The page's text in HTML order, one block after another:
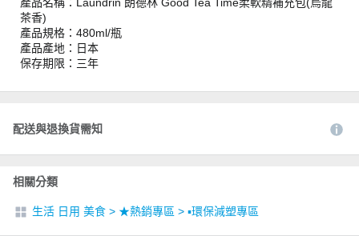
茶香)
產品規格：480ml/瓶
產品產地：日本
保存期限：三年
配送與退換貨需知
相關分類
生活 日用 美食 > ★熱銷專區 > ▪︎環保減塑專區